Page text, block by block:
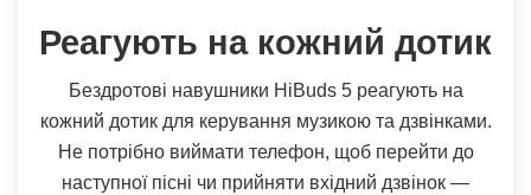
Реагують на кожний дотик
Бездротові навушники HiBuds 5 реагують на
кожний дотик для керування музикою та дзвінками.
Не потрібно виймати телефон, щоб перейти до
наступної пісні чи прийняти вхідний дзвінок —